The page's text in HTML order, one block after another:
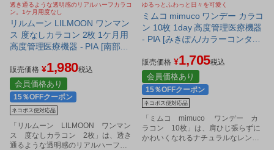
透き通るような透明感のリアルハーフカラコ
ン。1ケ月用度なし
リルムーン LILMOON ワンマン
ス 度なしカラコン 2枚 1ケ月用
高度管理医療機器 - PIA [南部桃
応商品
販売価格 ¥1,980税込
会員価格あり
15％OFFクーポン
ネコポス便対応品
「リルムーン LILMOON ワンマン
ス 度なしカラコン 2枚」は、透き
通るような透明感のリアルハーフカ
ゆるっとふわっと日々を可愛く
ミムコ mimuco ワンデー カラコ
ン 10枚 1day 高度管理医療機器
- PIA [みきぽん/カラーコンタク
販売価格 ¥1,705税込
会員価格あり
15％OFFクーポン
ネコポス便対応品
「ミムコ mimuco ワンデー カ
ラコン 10枚」は、肩ひじ張らずに
かわいくなれるナチュラルなレンズ